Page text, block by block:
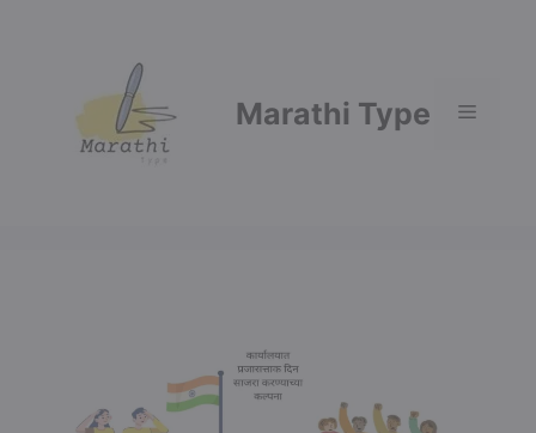
Marathi Type Menu